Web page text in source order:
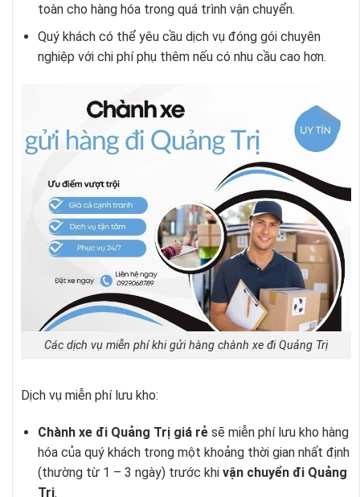
toàn cho hàng hóa trong quá trình vận chuyển.
Quý khách có thể yêu cầu dịch vụ đóng gói chuyên
nghiệp với chi phí phụ thêm nếu có nhu cầu cao hơn.
Các dịch vụ miễn phí khi gửi hàng chành xe đi Quảng Trị
Dịch vụ miễn phí lưu kho:
Chành xe đi Quảng Trị giá rẻ sẽ miễn phí lưu kho hàng
hóa của quý khách trong một khoảng thời gian nhất định
(thường từ 1 – 3 ngày) trước khi vận chuyển đi Quảng
Trị.